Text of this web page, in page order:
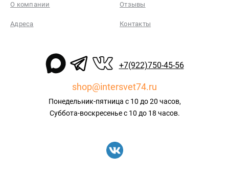
О компании Отзывы
Адреса Контакты
+7(922)750-45-56
shop@intersvet74.ru
Понедельник-пятница с 10 до 20 часов,
Суббота-воскресенье с 10 до 18 часов.